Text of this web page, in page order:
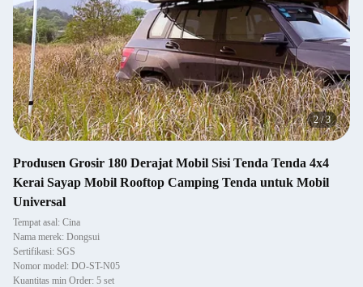
2/3
Produsen Grosir 180 Derajat Mobil Sisi Tenda Tenda 4x4
Kerai Sayap Mobil Rooftop Camping Tenda untuk Mobil
Universal
Tempat asal: Cina
Nama merek: Dongsui
Sertifikasi: SGS
Nomor model: DO-ST-N05
Kuantitas min Order: 5 set